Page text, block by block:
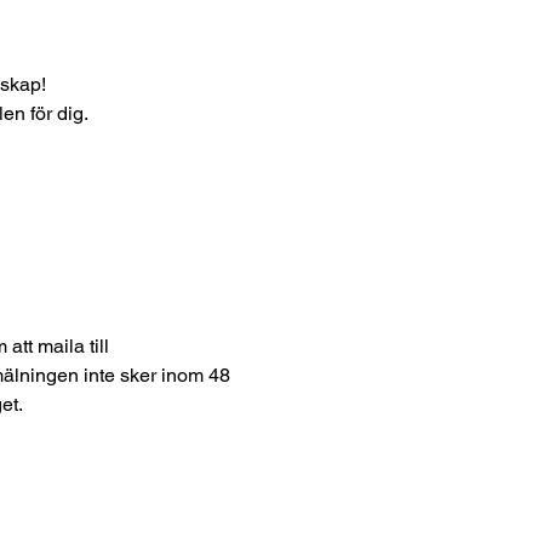
för dig.
att maila till
inte sker inom 48